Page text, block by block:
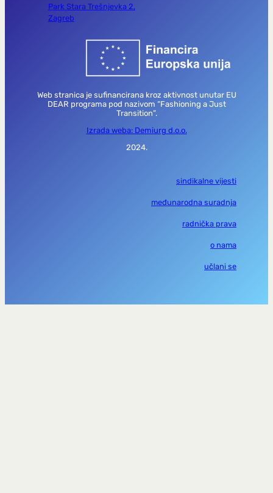
Park Stara Trešnjevka 2,
Zagreb
Web stranica je sufinancirana kroz aktivnost unutar EU
DEAR programa pod nazivom “Fashioning a Just
Transition”.
Izrada weba: Demiurg d.o.o.
2024.
sindikalne vijesti
međunarodna suradnja
radnička prava
o nama
učlani se